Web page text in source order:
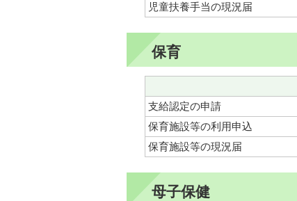
児童扶養手当の現況届
保育
支給認定の申請
保育施設等の利用申込
保育施設等の現況届
母子保健